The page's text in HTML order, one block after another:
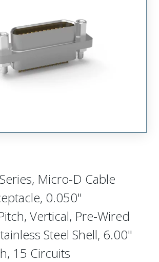
Micro-D Cable
0.050"
Vertical, Pre-Wired
Steel Shell, 6.00"
15 Circuits